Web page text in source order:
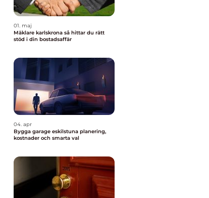
01. maj
Mäklare karlskrona så hittar du rätt
stöd i din bostadsaffär
04. apr
Bygga garage eskilstuna planering,
kostnader och smarta val